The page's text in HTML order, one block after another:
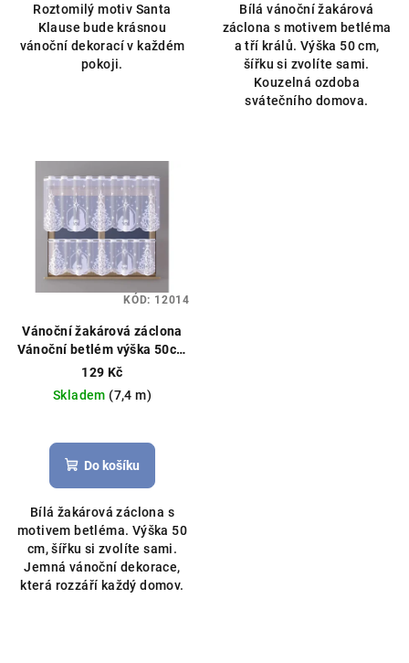
z
5
hvězdiček.
Roztomilý motiv Santa
Klause bude krásnou
vánoční dekorací v každém
pokoji.
z
5
hvězdiček.
Bílá vánoční žakárová
záclona s motivem betléma
a tří králů. Výška 50 cm,
šířku si zvolíte sami.
Kouzelná ozdoba
svátečního domova.
Vánoční žakárová záclona
Vánoční betlém výška 50cm
Vánoční záclona, možné
129 Kč
Skladem (7,4 m)
Do košíku
Bílá žakárová záclona s
motivem betléma. Výška 50
cm, šířku si zvolíte sami.
Jemná vánoční dekorace,
která rozzáří každý domov.
KÓD: 12014